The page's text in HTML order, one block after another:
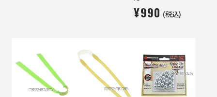
¥990 (税込)